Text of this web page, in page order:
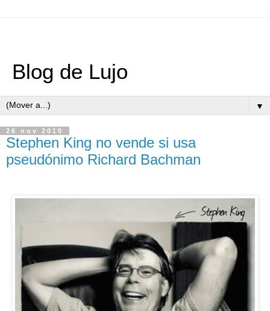
Blog de Lujo
▼
26 nov 2010
Stephen King no vende si usa
pseudónimo Richard Bachman